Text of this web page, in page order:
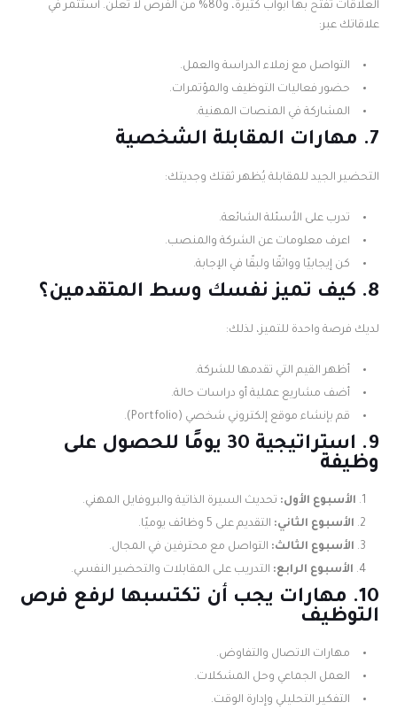
العلاقات تُفتح بها أبواب كثيرة، و80% من الفرص لا تُعلن. استثمر في
علاقاتك عبر:
التواصل مع زملاء الدراسة والعمل.
حضور فعاليات التوظيف والمؤتمرات.
المشاركة في المنصات المهنية.
7. مهارات المقابلة الشخصية
التحضير الجيد للمقابلة يُظهر ثقتك وجديتك:
تدرب على الأسئلة الشائعة.
اعرف معلومات عن الشركة والمنصب.
كن إيجابيًا وواثقًا ولبقًا في الإجابة.
8. كيف تميز نفسك وسط المتقدمين؟
لديك فرصة واحدة للتميز، لذلك:
أظهر القيم التي تقدمها للشركة.
أضف مشاريع عملية أو دراسات حالة.
قم بإنشاء موقع إلكتروني شخصي (Portfolio).
9. استراتيجية 30 يومًا للحصول على
وظيفة
الأسبوع الأول: تحديث السيرة الذاتية والبروفايل المهني.
الأسبوع الثاني: التقديم على 5 وظائف يوميًا.
الأسبوع الثالث: التواصل مع محترفين في المجال.
الأسبوع الرابع: التدريب على المقابلات والتحضير النفسي.
10. مهارات يجب أن تكتسبها لرفع فرص
التوظيف
مهارات الاتصال والتفاوض.
العمل الجماعي وحل المشكلات.
التفكير التحليلي وإدارة الوقت.